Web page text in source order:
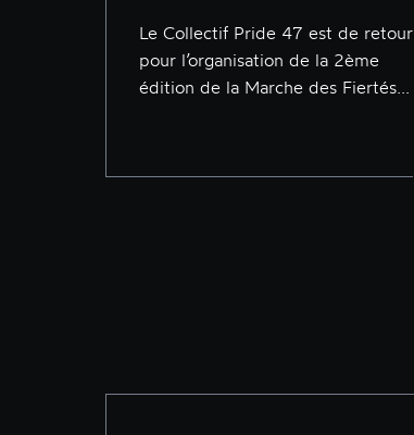
Le Collectif Pride 47 est de retour
pour l’organisation de la 2ème
édition de la Marche des Fiertés...